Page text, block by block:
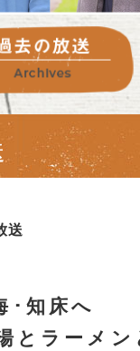
送
･知床へ
とラーメン